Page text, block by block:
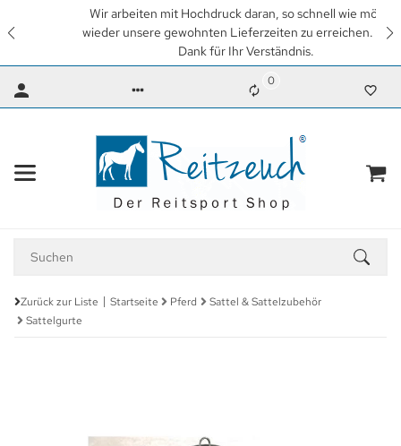
Wir arbeiten mit Hochdruck daran, so schnell wie möglich
wieder unsere gewohnten Lieferzeiten zu erreichen. Vielen
Dank für Ihr Verständnis.
0
Zurück zur Liste Startseite Pferd
Sattel & Sattelzubehör
Sattelgurte